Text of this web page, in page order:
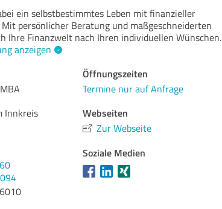
ein selbstbestimmtes Leben mit finanzieller
persönlicher Beratung und maßgeschneiderten
Ihre Finanzwelt nach Ihren individuellen Wünschen.
anzeigen
Innkreis
Öffnungszeiten
Termine nur auf Anfrage
Webseiten
Zur Webseite
Soziale Medien